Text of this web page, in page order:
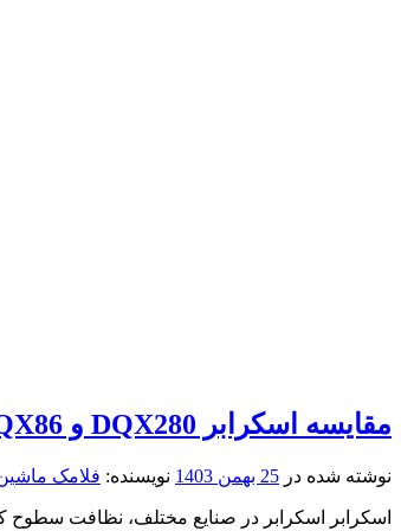
مقایسه اسکرابر DQX280 و DQX86 و DQX56
نوشته شده در 25 بهمن 1403 نویسنده: فلامک
اسکرابر اسکرابر در صنایع مختلف، نظافت سطوح